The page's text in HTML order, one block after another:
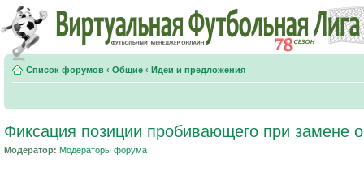
Список форумов ‹ Общие ‹ Идеи и предложения
Фиксация позиции пробивающего при замене
Модератор: Модераторы форума